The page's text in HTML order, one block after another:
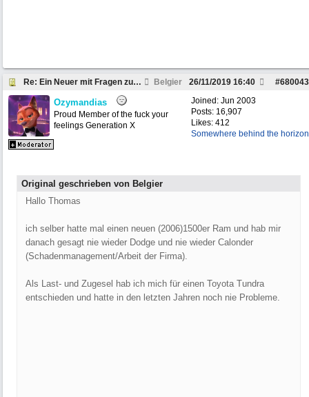
Re: Ein Neuer mit Fragen zum Dodge Ram Belgier #680043
26/11/2019 16:40
Joined: Jun 2003
Posts: 16,907
Likes: 412
Somewhere behind the horizon
Ozymandias
Proud Member of the fuck your
feelings Generation X
Original geschrieben von Belgier
Hallo Thomas
ich selber hatte mal einen neuen (2006)1500er Ram und hab mir
danach gesagt nie wieder Dodge und nie wieder Calonder
(Schadenmanagement/Arbeit der Firma).
Als Last- und Zugesel hab ich mich für einen Toyota Tundra
entschieden und hatte in den letzten Jahren noch nie Probleme.